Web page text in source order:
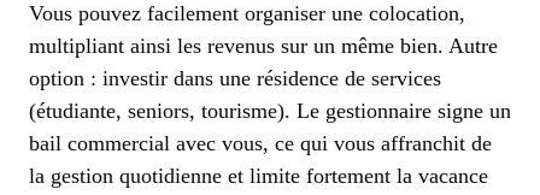
Vous pouvez facilement organiser une colocation,
multipliant ainsi les revenus sur un même bien. Autre
option : investir dans une résidence de services
(étudiante, seniors, tourisme). Le gestionnaire signe un
bail commercial avec vous, ce qui vous affranchit de
la gestion quotidienne et limite fortement la vacance